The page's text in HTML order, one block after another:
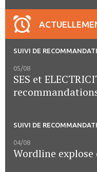
SUIVI DE
05/08
SES et
SUIVI DE
04/08
Wordline explose